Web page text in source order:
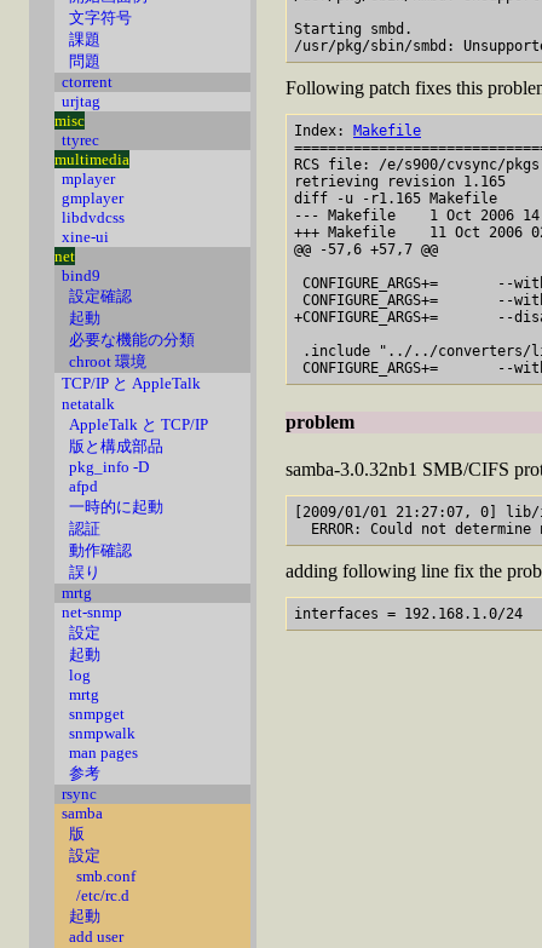
文字符号
課題
問題
ctorrent
urjtag
misc
ttyrec
multimedia
mplayer
gmplayer
libdvdcss
xine-ui
net
bind9
設定確認
起動
必要な機能の分類
chroot 環境
TCP/IP と AppleTalk
netatalk
AppleTalk と TCP/IP
版と構成部品
pkg_info -D
afpd
一時的に起動
認証
動作確認
誤り
mrtg
net-snmp
設定
起動
log
mrtg
snmpget
snmpwalk
man pages
参考
rsync
samba
版
設定
smb.conf
/etc/rc.d
起動
add user
Starting smbd.
Following patch fixes this
Index: Makefile
RCS file: /e/s900/cvsync/
retrieving revision 1.165
diff -u -r1.165 Makefile
--- Makefile    1 Oct 2006
+++ Makefile    11 Oct 2006
@@ -57,6 +57,7 @@
CONFIGURE_ARGS+=       --
CONFIGURE_ARGS+=       --
+CONFIGURE_ARGS+=       --
.include "../../converters/
problem
samba-3.0.32nb1 SMB/CIFS
[2009/01/01 21:27:07, 0]
adding following line fix the